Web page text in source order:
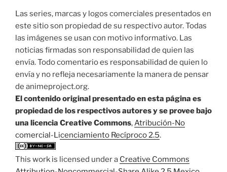
Las series, marcas y logos comerciales presentados en
este sitio son propiedad de su respectivo autor. Todas
las imágenes se usan con motivo informativo. Las
noticias firmadas son responsabilidad de quien las
envía. Todo comentario es responsabilidad de quien lo
envía y no refleja necesariamente la manera de pensar
de animeproject.org.
El contenido original presentado en esta página es
propiedad de los respectivos autores y se provee bajo
una licencia Creative Commons,Atribución-No
comercial-Licenciamiento Recíproco 2.5.
This work is licensed under a Creative Commons